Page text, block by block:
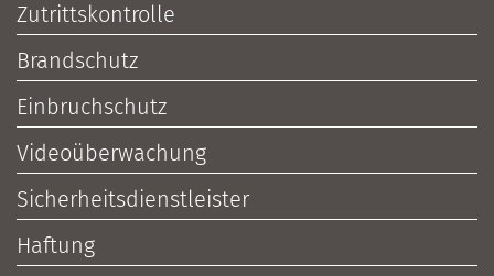
Zutrittskontrolle
Brandschutz
Einbruchschutz
Videoüberwachung
Sicherheitsdienstleister
Haftung